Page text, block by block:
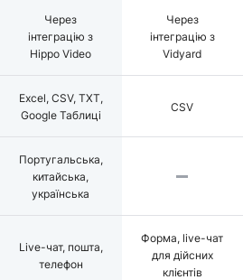
Через
інтеграцію з
Hippo Video
Через
інтеграцію з
Vidyard
Excel, CSV, TXT,
Google Таблиці
CSV
Португальська,
китайська,
українська
Live-чат, пошта,
телефон
Форма, live-чат
для дійсних
клієнтів